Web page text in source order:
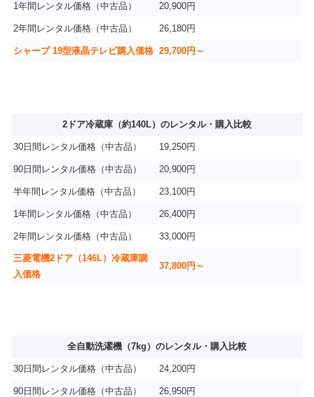
1年間レンタル価格（中古品） 20,900円
2年間レンタル価格（中古品） 26,180円
シャープ 19型液晶テレビ購入価格 29,700円～
2ドア冷蔵庫（約140L）のレンタル・購入比較
30日間レンタル価格（中古品） 19,250円
90日間レンタル価格（中古品） 20,900円
半年間レンタル価格（中古品） 23,100円
1年間レンタル価格（中古品） 26,400円
2年間レンタル価格（中古品） 33,000円
三菱電機2ドア（146L）冷蔵庫購
入価格
37,800円～
全自動洗濯機（7kg）のレンタル・購入比較
30日間レンタル価格（中古品） 24,200円
90日間レンタル価格（中古品） 26,950円